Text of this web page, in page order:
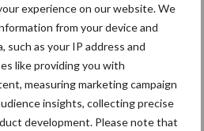
experience on our website. We
from your device and
such as your IP address and
like providing you with
measuring marketing campaign
insights, collecting precise
development. Please note that
groeit door,
vlakt af
als wapen tegen
handelsdruk in de